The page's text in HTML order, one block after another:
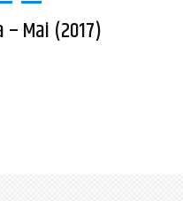
– Mai (2017)